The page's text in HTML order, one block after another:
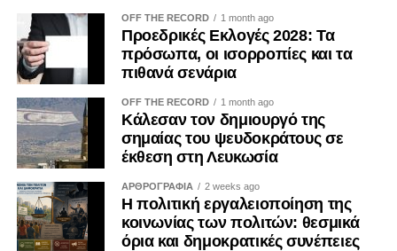
OFF THE RECORD 1 month ago
Προεδρικές Εκλογές 2028: Τα
πρόσωπα, οι ισορροπίες και τα
πιθανά σενάρια
OFF THE RECORD 1 month ago
Κάλεσαν τον δημιουργό της
σημαίας του ψευδοκράτους σε
έκθεση στη Λευκωσία
ΑΡΘΡΟΓΡΑΦΙΑ 2 weeks ago
Η πολιτική εργαλειοποίηση της
κοινωνίας των πολιτών: θεσμικά
όρια και δημοκρατικές συνέπειες